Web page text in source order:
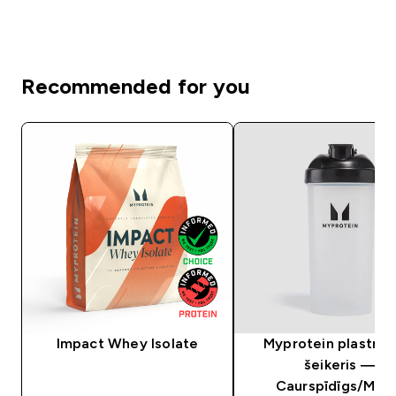
Recommended for you
Impact Whey Isolate
Myprotein
šeikeris —
Caurspīdīgs/